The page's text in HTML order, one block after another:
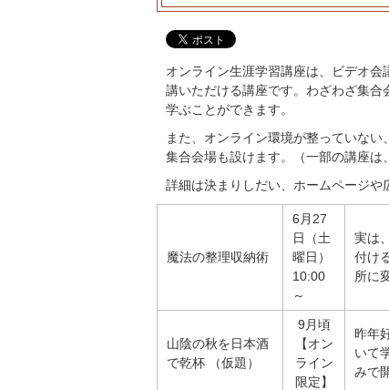
オンライン生涯学習講座は、ビデオ
講いただける講座です。わざわざ集
学ぶことができます。
また、オンライン環境が整っていな
集合会場も設けます。（一部の講座は
詳細は決まりしだい、ホームページや
魔法の整理収納術
6月27
日（土
曜日）
10:00
～
実は
付け
所に
山陰の秋を日本酒
で乾杯 （仮題）
9月頃
【オン
ライン
限定】
昨年
いて
みで